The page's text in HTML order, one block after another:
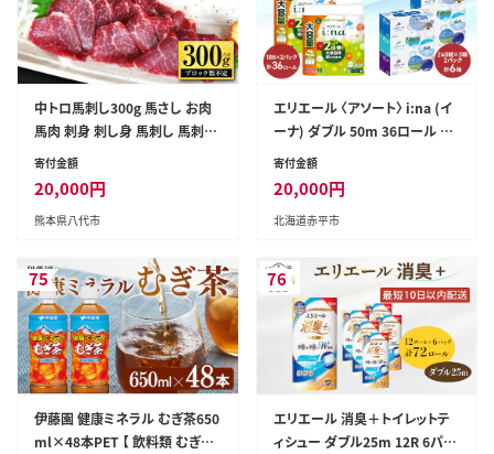
中トロ馬刺し300g 馬さし お肉
馬肉 刺身 刺し身 馬刺し 馬刺し
ブロック 馬刺し冷凍 おかず お
寄付金額
20,000円
熊本県八代市
エリエール 〈アソート〉 i:na (イ
ーナ) ダブル 50m 36ロール 北
海道 しっとりティシュー なまらた
ティッシュ トイレ ボックスティッ
シュ まとめ買い ペーパー 紙 防
日用品
寄付金額
20,000円
北海道赤平市
75
伊藤園 健康ミネラル むぎ茶650
ml×48本PET 【 飲料類 むぎち
76
エリエール 消臭＋トイレットテ
ィシュー ダブル25m 12R 6パッ